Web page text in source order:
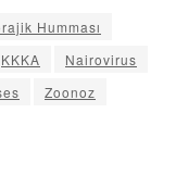
Humması
KKKA
Nairovirus
Zoonoz